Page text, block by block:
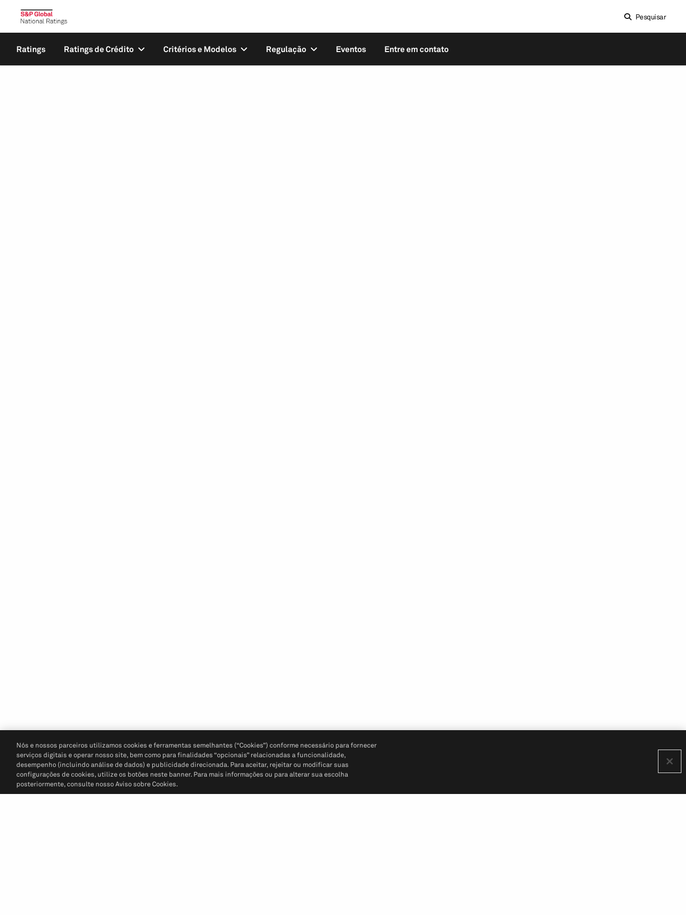
Pesquisar
Ratings Ratings de Crédito Critérios e Modelos Regulação Eventos Entre em contato
Nós e nossos parceiros utilizamos cookies e ferramentas semelhantes (“Cookies”) conforme necessário para fornecer
serviços digitais e operar nosso site, bem como para finalidades “opcionais” relacionadas a funcionalidade,
desempenho (incluindo análise de dados) e publicidade direcionada. Para aceitar, rejeitar ou modificar suas
configurações de cookies, utilize os botões neste banner. Para mais informações ou para alterar sua escolha
posteriormente, consulte nosso Aviso sobre Cookies.